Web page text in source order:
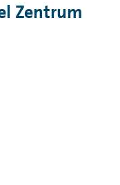
Zentrum